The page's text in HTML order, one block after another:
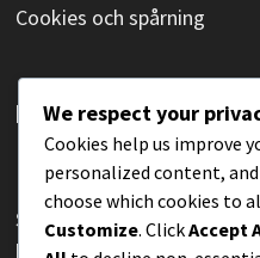
Cookies och spårning
KATEGORIER
Poängsystem i olympisk
Spelarens uppförande
bordtennis
We respect your
Cookies help us improve
personalized content, and
choose which cookies to
Customize. ClickAccept